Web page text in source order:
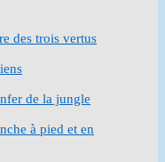
des trois vertus
de la jungle
à pied et en